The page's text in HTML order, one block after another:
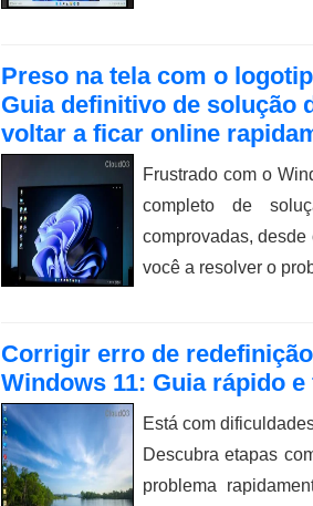
Preso na tela com o
Guia definitivo de solução
voltar a ficar online
Frustrado com o
completo de
comprovadas,
você a resolver o
Corrigir erro de
Windows 11: Guia rápido
Está com
Descubra etapas
problema